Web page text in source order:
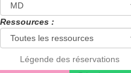
Ressources :
Légende des réservations